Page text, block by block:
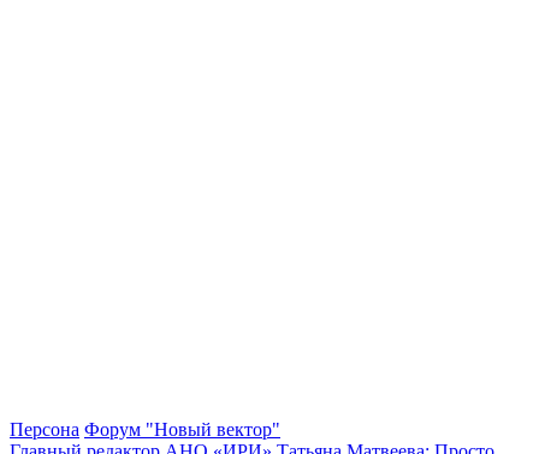
Персона Форум "Новый вектор"